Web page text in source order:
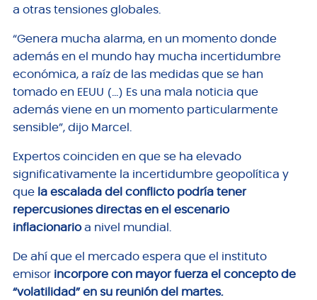
a otras tensiones globales.
“Genera mucha alarma, en un momento donde
además en el mundo hay mucha incertidumbre
económica, a raíz de las medidas que se han
tomado en EEUU (…) Es una mala noticia que
además viene en un momento particularmente
sensible”, dijo Marcel.
Expertos coinciden en que se ha elevado
significativamente la incertidumbre geopolítica y
que la escalada del conflicto podría tener
repercusiones directas en el escenario
inflacionarioa nivel mundial.
De ahí que el mercado espera que el instituto
emisor incorpore con mayor fuerza el concepto de
“volatilidad” en su reunión del martes.